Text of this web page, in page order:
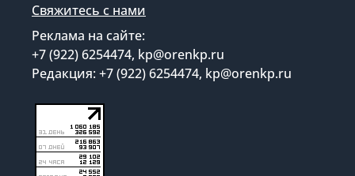
Свяжитесь с нами
Реклама на сайте:
+7 (922) 6254474, kp@orenkp.ru
Редакция: +7 (922) 6254474, kp@orenkp.ru